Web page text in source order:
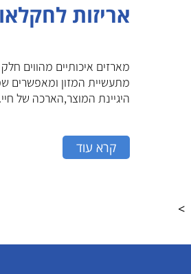
אריזות
מארזים איכותיים מהווים
מתעשיית המזון ומאפשרים
היגיינת המוצר,הארכה של
קרא עוד
>